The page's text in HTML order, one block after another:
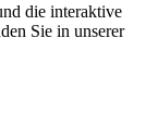
die interaktive
Sie in unserer